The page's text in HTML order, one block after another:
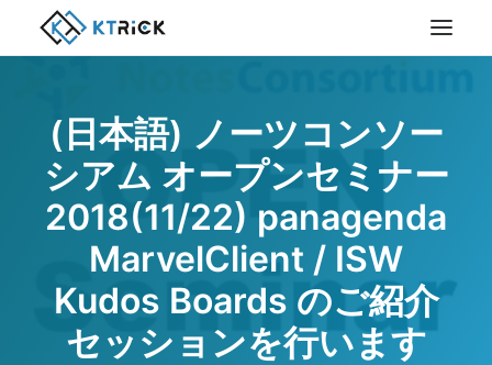
(日本語) ノーツコンソー
シアム オープンセミナー
2018(11/22) panagenda
MarvelClient / ISW
Kudos Boards のご紹介
セッションを行います